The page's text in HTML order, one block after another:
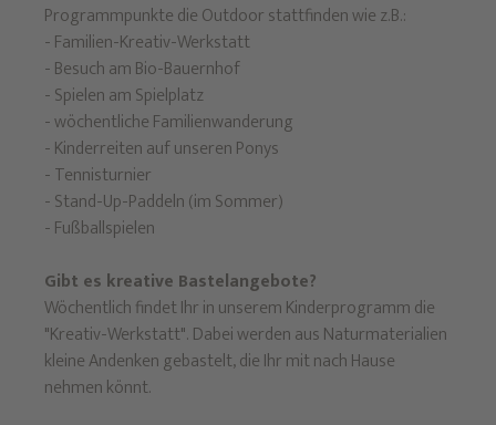
Programmpunkte die Outdoor stattfinden wie z.B.:
- Familien-Kreativ-Werkstatt
- Besuch am Bio-Bauernhof
- Spielen am Spielplatz
- wöchentliche Familienwanderung
- Kinderreiten auf unseren Ponys
- Tennisturnier
- Stand-Up-Paddeln (im Sommer)
- Fußballspielen
Gibt es kreative Bastelangebote?
Wöchentlich findet Ihr in unserem Kinderprogramm die
"Kreativ-Werkstatt". Dabei werden aus Naturmaterialien
kleine Andenken gebastelt, die Ihr mit nach Hause
nehmen könnt.